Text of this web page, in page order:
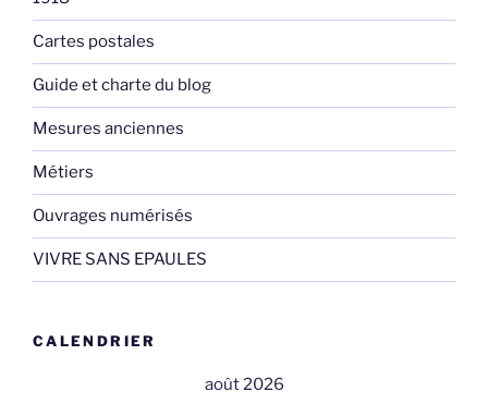
Cartes postales
Guide et charte du blog
Mesures anciennes
Métiers
Ouvrages numérisés
VIVRE SANS EPAULES
CALENDRIER
août 2026